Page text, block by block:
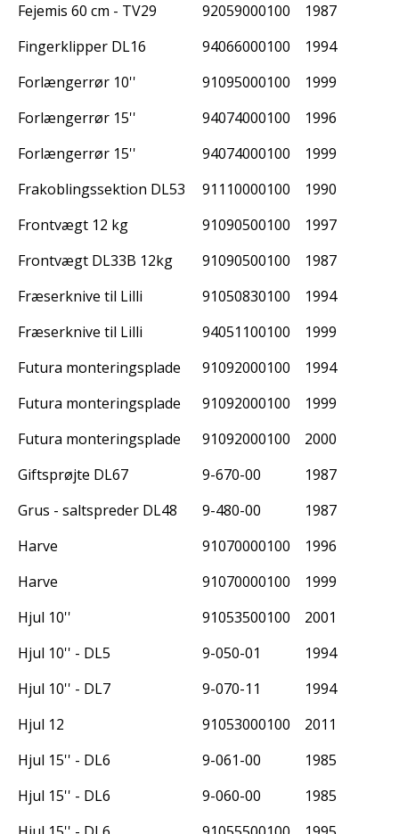
Fejemis 60 cm - TV29
Fingerklipper DL16
Forlængerrør 10''
Forlængerrør 15''
Forlængerrør 15''
Frakoblingssektion DL53
Frontvægt 12 kg
Frontvægt DL33B 12kg
Fræserknive til Lilli
Fræserknive til Lilli
Futura monteringsplade
Futura monteringsplade
Futura monteringsplade
Giftsprøjte DL67
Grus - saltspreder DL48
Harve
Harve
Hjul 10''
Hjul 10'' - DL5
Hjul 10'' - DL7
Hjul 12
Hjul 15'' - DL6
Hjul 15'' - DL6
92059000100
94066000100
91095000100
94074000100
94074000100
91110000100
91090500100
91090500100
91050830100
94051100100
91092000100
91092000100
91092000100
9-670-00
9-480-00
91070000100
91070000100
91053500100
9-050-01
9-070-11
91053000100
9-061-00
9-060-00
1987
1994
1999
1996
1999
1990
1997
1987
1994
1999
1994
1999
2000
1987
1987
1996
1999
2001
1994
1994
2011
1985
1985